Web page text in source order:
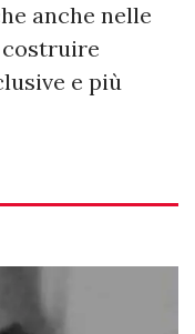
anche nelle
e più